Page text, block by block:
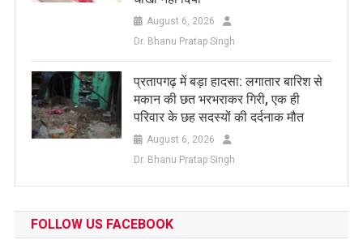
August 6, 2026
Dr. Bhanu Pratap Singh
प्रतापगढ़ में बड़ा हादसा: लगातार बारिश से
मकान की छत भरभराकर गिरी, एक ही
परिवार के छह सदस्यों की दर्दनाक मौत
August 6, 2026
Dr. Bhanu Pratap Singh
FOLLOW US FACEBOOK